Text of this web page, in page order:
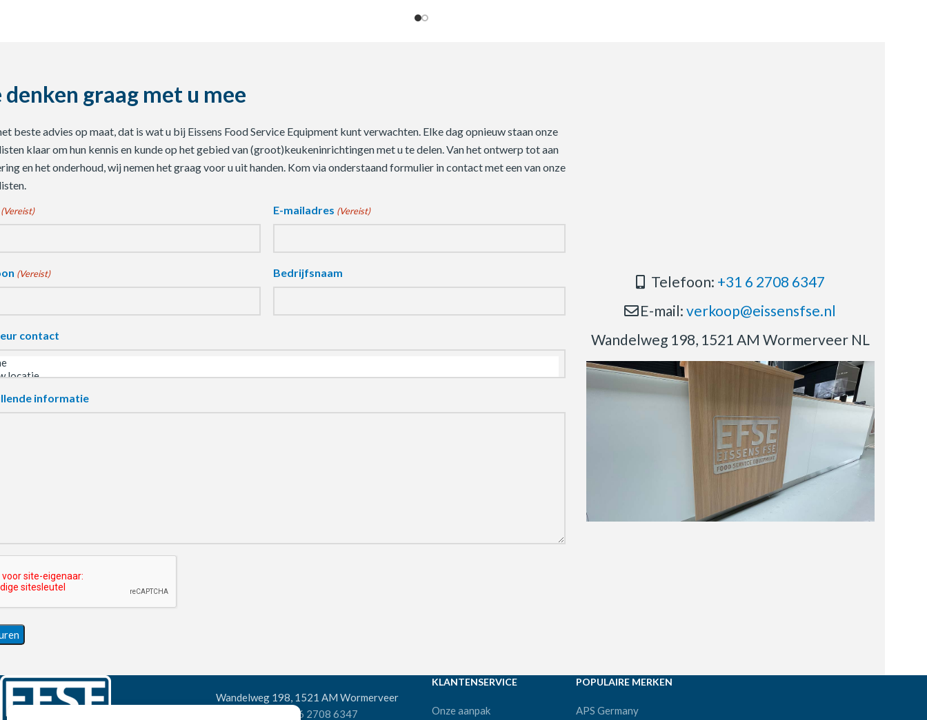
denken graag met u mee
beste advies op maat, dat is wat u bij Eissens Food Service Equipment kunt verwachten. Elke dag opnieuw staan onze
klaar om hun kennis en kunde op het gebied van (groot)keukeninrichtingen met u te delen. Van het ontwerp tot aan
en het onderhoud, wij nemen het graag voor u uit handen. Kom via onderstaand formulier in contact met een van onze
(Vereist) E-mailadres (Vereist)
(Vereist) Bedrijfsnaam
contact
informatie
Telefoon: +31 6 2708 6347
E-mail:verkoop@eissensfse.nl
Wandelweg 198, 1521 AM Wormerveer NL
Wandelweg 198, 1521 AM Wormerveer
+31 6 2708 6347
KLANTENSERVICE
Onze aanpak
POPULAIRE MERKEN
APS Germany